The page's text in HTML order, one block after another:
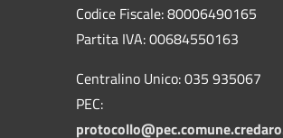
Codice Fiscale: 80006490165
Partita IVA: 00684550163
Centralino Unico: 035 935067
PEC: